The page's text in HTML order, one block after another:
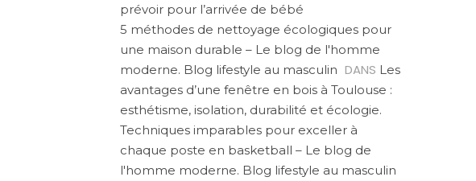
prévoir pour l’arrivée de bébé
5 méthodes de nettoyage écologiques pour
une maison durable – Le blog de l'homme
moderne. Blog lifestyle au masculin DANS Les
avantages d’une fenêtre en bois à Toulouse :
esthétisme, isolation, durabilité et écologie.
Techniques imparables pour exceller à
chaque poste en basketball – Le blog de
l'homme moderne. Blog lifestyle au masculin